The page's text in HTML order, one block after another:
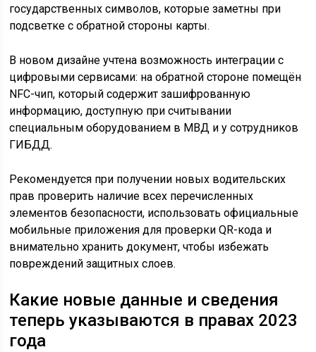
государственных символов, которые заметны при
подсветке с обратной стороны карты.
В новом дизайне учтена возможность интеграции с
цифровыми сервисами: на обратной стороне помещён
NFC-чип, который содержит зашифрованную
информацию, доступную при считывании
специальным оборудованием в МВД и у сотрудников
ГИБДД.
Рекомендуется при получении новых водительских
прав проверить наличие всех перечисленных
элементов безопасности, использовать официальные
мобильные приложения для проверки QR-кода и
внимательно хранить документ, чтобы избежать
повреждений защитных слоев.
Какие новые данные и сведения
теперь указываются в правах 2023
года